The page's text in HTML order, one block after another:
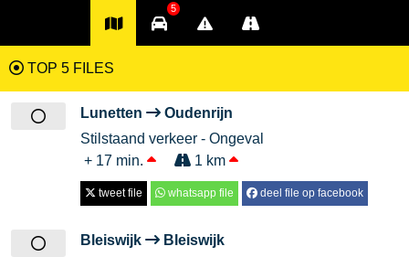
5
TOP 5 FILES
Lunetten
Oudenrijn
Stilstaand verkeer - Ongeval
+ 17 min.
1 km
tweet file whatsapp file deel file op facebook
Bleiswijk
Bleiswijk